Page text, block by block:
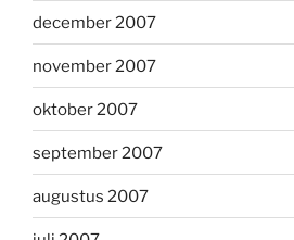
december 2007
november 2007
oktober 2007
september 2007
augustus 2007